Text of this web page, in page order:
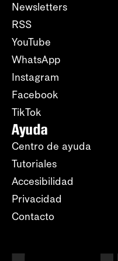
Newsletters
RSS
YouTube
WhatsApp
Instagram
Facebook
TikTok
Ayuda
Centro de ayuda
Tutoriales
Accesibilidad
Privacidad
Contacto